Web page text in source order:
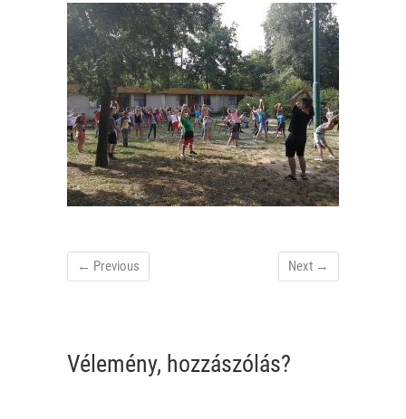
← Previous Next →
Vélemény, hozzászólás?